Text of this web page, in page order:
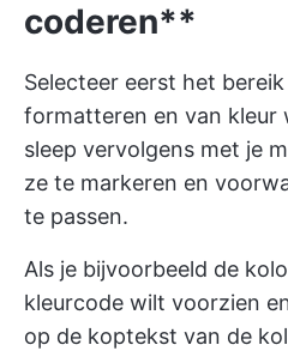
coderen**
Selecteer eerst het
formatteren en van kleur
sleep vervolgens met je
ze te markeren en
te passen.
Als je bijvoorbeeld de
kleurcode wilt voorzien
op de koptekst van de